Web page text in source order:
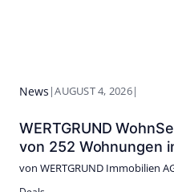
News |AUGUST 4, 2026|
WERTGRUND
von 252 Wohnungen
von WERTGRUND Immobilien